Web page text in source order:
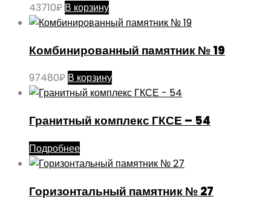
43710₽ В корзину
Комбинированный памятник № 19
97480₽ В корзину
Гранитный комплекс ГКСЕ – 54
Подробнее
Горизонтальный памятник № 27